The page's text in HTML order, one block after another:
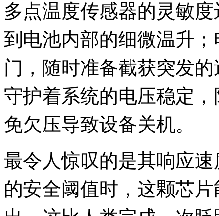
多点温度传感器的灵敏
到电池内部的细微温升
门，随时准备截获突发
守护着系统的电压稳定
免欠压导致设备关机。
最令人惊叹的是其响应
的安全阈值时，这颗芯片